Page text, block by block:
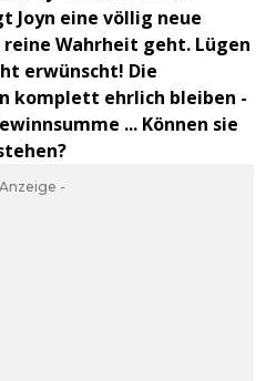
Joyn eine völlig neue
reine Wahrheit geht. Lügen
erwünscht! Die
komplett ehrlich bleiben -
... Können sie
-